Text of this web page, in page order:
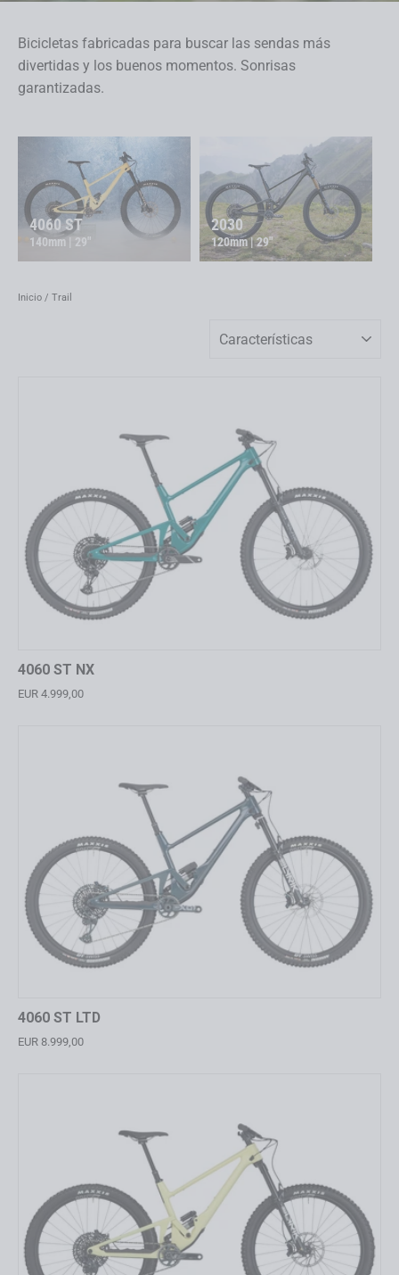
Bicicletas fabricadas para buscar las sendas más
divertidas y los buenos momentos. Sonrisas
garantizadas.
4060 ST
140mm | 29"
2030
120mm | 29"
Inicio / Trail
4060 ST NX
EUR 4.999,00
4060 ST LTD
EUR 8.999,00